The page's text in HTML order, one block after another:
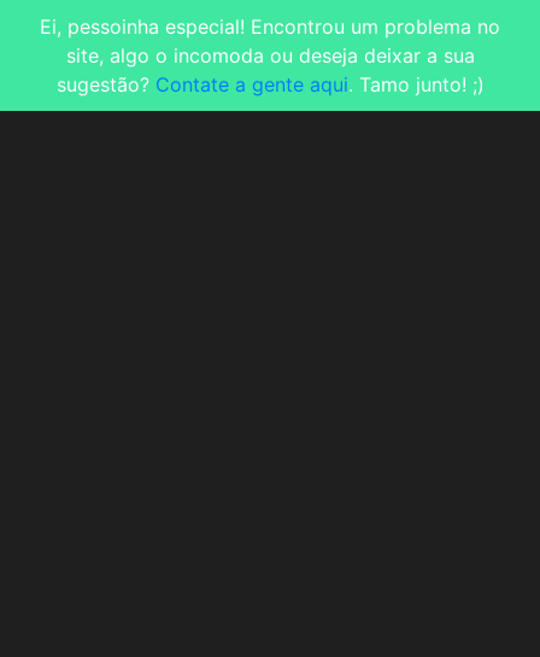
Ei, pessoinha especial! Encontrou um problema no
site, algo o incomoda ou deseja deixar a sua
sugestão? Contate a gente aqui. Tamo junto! ;)